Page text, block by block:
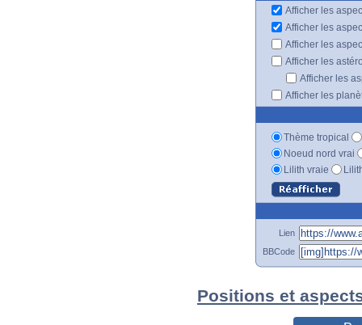
Afficher les
Afficher les
Afficher les
Afficher les
Afficher les
Afficher les
Thème tropical
Noeud nord vrai
Lilith vraie
Lien
BBCode
Positions et